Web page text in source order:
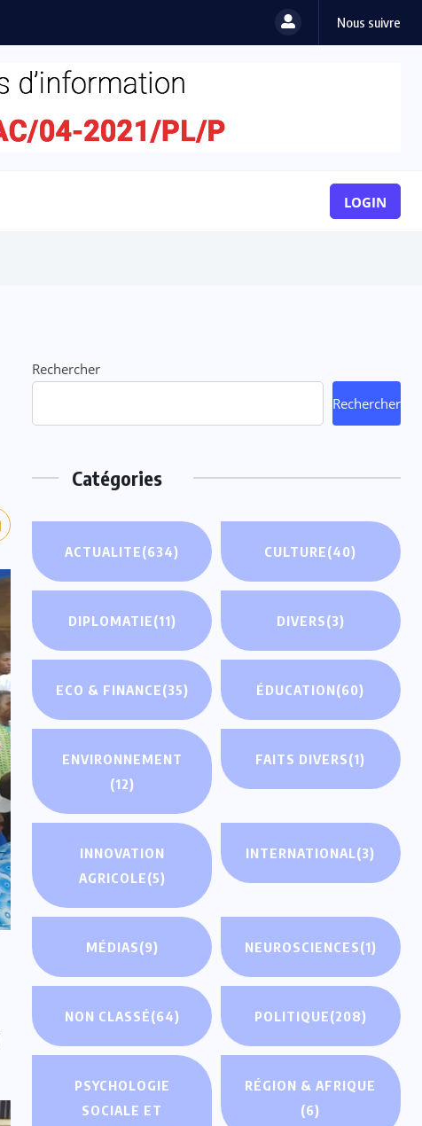
Nous suivre
LOGIN
Rechercher
Rechercher
Catégories
ACTUALITE(634) CULTURE(40)
DIPLOMATIE(11) DIVERS(3)
ECO & FINANCE(35) ÉDUCATION(60)
ENVIRONNEMENT
(12)
FAITS DIVERS(1)
INNOVATION
AGRICOLE(5)
INTERNATIONAL(3)
MÉDIAS(9) NEUROSCIENCES(1)
NON CLASSÉ(64) POLITIQUE(208)
PSYCHOLOGIE
SOCIALE ET
RÉGION & AFRIQUE
(6)